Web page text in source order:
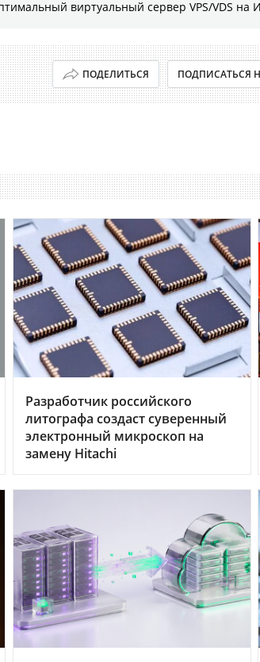
виртуальный сервер VPS/VDS на
ПОДЕЛИТЬСЯ ПОДПИСАТЬСЯ
Разработчик российского
литографа создаст суверенный
электронный микроскоп на
замену Hitachi